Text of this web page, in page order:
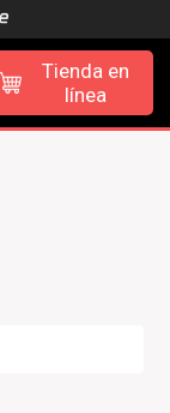
Tienda en
línea